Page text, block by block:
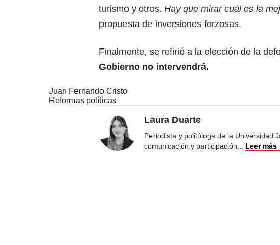
turismo y otros. Hay que mirar cuál es la
propuesta de inversiones forzosas.
Finalmente, se refirió a la elección de la
Gobierno no intervendrá.
Juan Fernando Cristo
Reformas políticas
Laura Duarte
Periodista y politóloga de la Universidad
comunicación y participación... Leer más